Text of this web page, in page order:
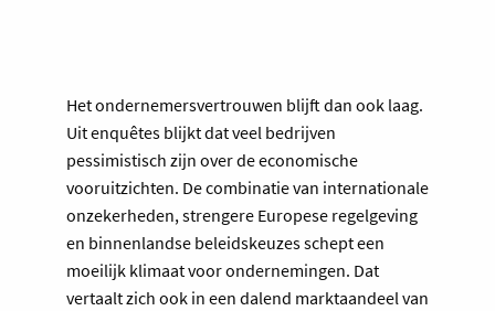
Het ondernemersvertrouwen blijft dan ook laag.
Uit enquêtes blijkt dat veel bedrijven
pessimistisch zijn over de economische
vooruitzichten. De combinatie van internationale
onzekerheden, strengere Europese regelgeving
en binnenlandse beleidskeuzes schept een
moeilijk klimaat voor ondernemingen. Dat
vertaalt zich ook in een dalend marktaandeel van